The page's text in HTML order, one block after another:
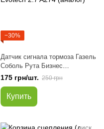
−30%
Датчик сигнала тормоза Газель
Соболь Рута Бизнес
NEXT,ГАЗ,ВАЗ,УАЗ с
электронной педалью газа
(выключатель стопа) дв.
Evotech 2.7 A274 (аналог)
175 грн/шт. 250 грн
Купить